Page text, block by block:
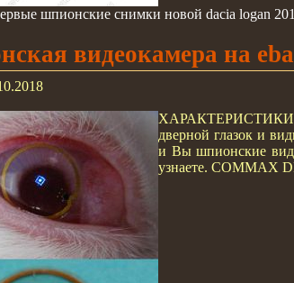
шпионские снимки новой dacia logan
видеокамера на
ХАРАКТЕРИСТИКИ:
дверной глазок и
и Вы шпионские
узнаете. COMMAX